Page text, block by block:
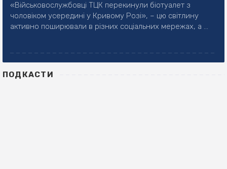
«Військовослужбовці ТЦК перекинули біотуалет з
чоловіком усередині у Кривому Розі», – цю світлину
активно поширювали в різних соціальних мережах, а ...
ПОДКАСТИ